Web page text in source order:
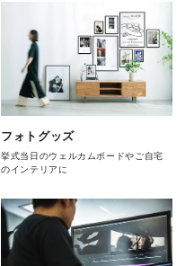
フォトグッズ
挙式当日のウェルカムボードやご自宅
のインテリアに